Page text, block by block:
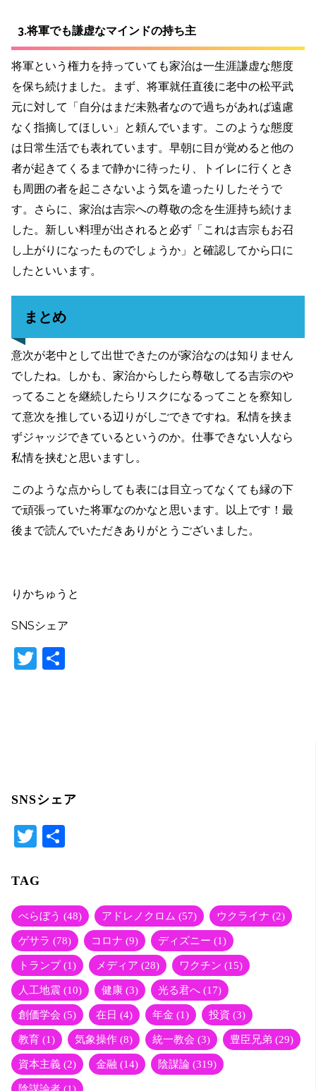
3.将軍でも謙虚なマインドの持ち主
将軍という権力を持っていても家治は一生涯謙虚な態度
を保ち続けました。まず、将軍就任直後に老中の松平武
元に対して「自分はまだ未熟者なので過ちがあれば遠慮
なく指摘してほしい」と頼んでいます。このような態度
は日常生活でも表れています。早朝に目が覚めると他の
者が起きてくるまで静かに待ったり、トイレに行くとき
も周囲の者を起こさないよう気を遣ったりしたそうで
す。さらに、家治は吉宗への尊敬の念を生涯持ち続けま
した。新しい料理が出されると必ず「これは吉宗もお召
し上がりになったものでしょうか」と確認してから口に
したといいます。
まとめ
意次が老中として出世できたのが家治なのは知りません
でしたね。しかも、家治からしたら尊敬してる吉宗のや
ってることを継続したらリスクになるってことを察知し
て意次を推している辺りがしごできですね。私情を挟ま
ずジャッジできているというのか。仕事できない人なら
私情を挟むと思いますし。
このような点からしても表には目立ってなくても縁の下
で頑張っていた将軍なのかなと思います。以上です！最
後まで読んでいただきありがとうございました。
りかちゅうと
SNSシェア
T
SNSシェア
T
tte
r
TAG
べらぼう (48) アドレノクロム (57) ウクライナ (2)
ゲサラ (78) コロナ (9) ディズニー (1)
トランプ(1) メディア (28) ワクチン (15)
人工地震 (10) 健康 (3) 光る君へ (17)
創価学会 (5) 在日 (4) 年金 (1) 投資 (3)
教育 (1) 気象操作 (8) 統一教会 (3) 豊臣兄弟 (29)
資本主義 (2) 金融 (14) 陰謀論 (319)